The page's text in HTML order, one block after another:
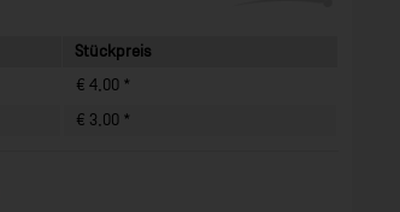
Stückpreis
€ 4,00 *
€ 3,00 *